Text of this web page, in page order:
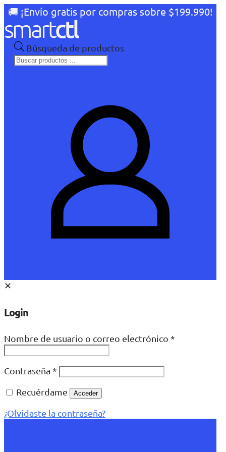
🚚 ¡Envío gratis por compras sobre $199.990!
Búsqueda de productos
✕
Login
Nombre de usuario o correo electrónico *
Contraseña *
Recuérdame
Acceder
¿Olvidaste la contraseña?